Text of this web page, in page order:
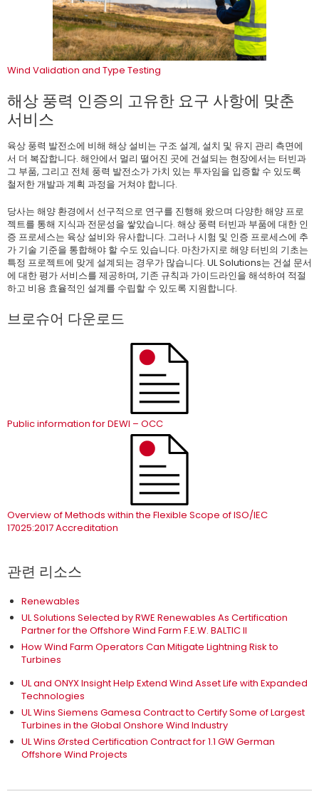
Wind Validation and Type Testing
해상 풍력 인증의 고유한 요구 사항에 맞춘
서비스
육상 풍력 발전소에 비해 해상 설비는 구조 설계, 설치 및 유지 관리 측면에
서 더 복잡합니다. 해안에서 멀리 떨어진 곳에 건설되는 현장에서는 터빈과
그 부품, 그리고 전체 풍력 발전소가 가치 있는 투자임을 입증할 수 있도록
철저한 개발과 계획 과정을 거쳐야 합니다.
당사는 해양 환경에서 선구적으로 연구를 진행해 왔으며 다양한 해양 프로
젝트를 통해 지식과 전문성을 쌓았습니다. 해상 풍력 터빈과 부품에 대한 인
증 프로세스는 육상 설비와 유사합니다. 그러나 시험 및 인증 프로세스에 추
가 기술 기준을 통합해야 할 수도 있습니다. 마찬가지로 해양 터빈의 기초는
특정 프로젝트에 맞게 설계되는 경우가 많습니다. UL Solutions는 건설 문서
에 대한 평가 서비스를 제공하며, 기존 규칙과 가이드라인을 해석하여 적절
하고 비용 효율적인 설계를 수립할 수 있도록 지원합니다.
브로슈어 다운로드
Public information for DEWI – OCC
Overview of Methods within the Flexible Scope of ISO/IEC
17025:2017 Accreditation
관련 리소스
Renewables
UL Solutions Selected by RWE Renewables As Certification
Partner for the Offshore Wind Farm F.E.W. BALTIC II
How Wind Farm Operators Can Mitigate Lightning Risk to
Turbines
UL and ONYX Insight Help Extend Wind Asset Life with Expanded
Technologies
UL Wins Siemens Gamesa Contract to Certify Some of Largest
Turbines in the Global Onshore Wind Industry
UL Wins Ørsted Certification Contract for 1.1 GW German
Offshore Wind Projects